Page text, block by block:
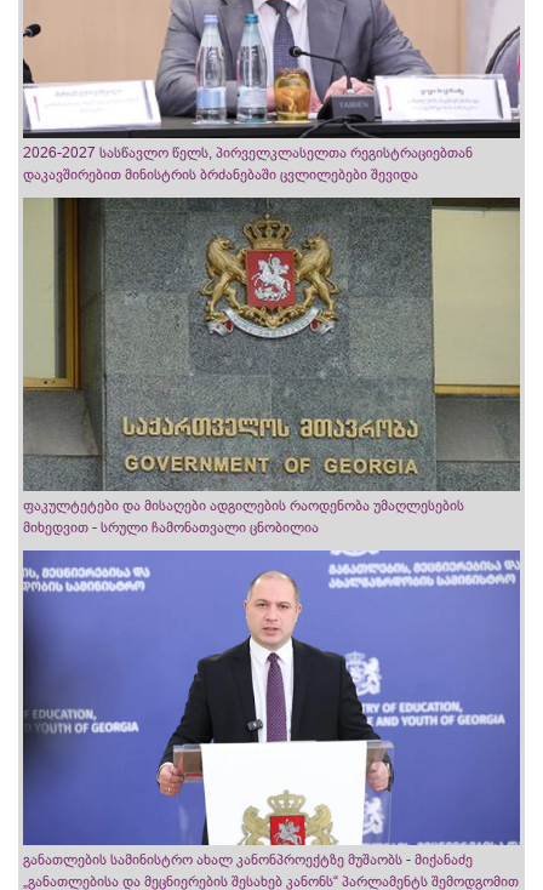
2026-2027 სასწავლო წელს, პირველკლასელთა რეგისტრაციებთან
დაკავშირებით მინისტრის ბრძანებაში ცვლილებები შევიდა
ფაკულტეტები და მისაღები ადგილების რაოდენობა უმაღლესების
მიხედვით - სრული ჩამონათვალი ცნობილია
განათლების სამინისტრო ახალ კანონპროექტზე მუშაობს - მიქანაძე
„განათლებისა და მეცნიერების შესახებ კანონს“ პარლამენტს შემოდგომით